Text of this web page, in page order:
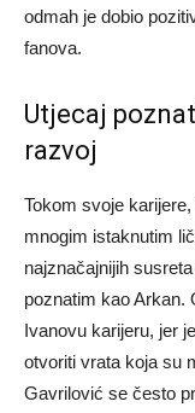
odmah je dobio
fanova.
Utjecaj
razvoj
Tokom svoje
mnogim istaknutim
najznačajnijih
poznatim kao Arkan.
Ivanovu karijeru, jer
otvoriti vrata koja su
Gavrilović se često